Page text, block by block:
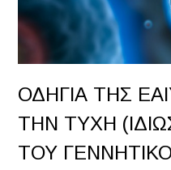
ΟΔΗΓΙΑ ΤΗΣ
ΤΗΝ ΤΥΧΗ
ΤΟΥ